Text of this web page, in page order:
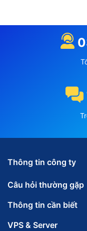
Thông tin công ty
Câu hỏi thường gặp
Thông tin cần biết
VPS & Server